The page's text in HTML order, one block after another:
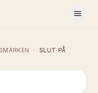
·
SLUT PÅ